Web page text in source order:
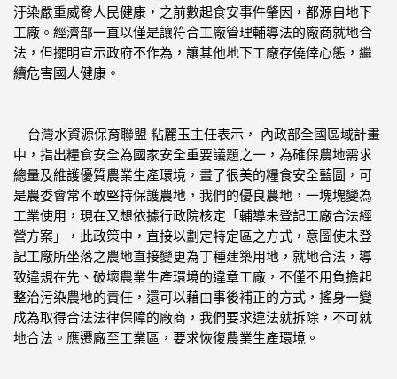
汙染嚴重威脅人民健康，之前數起食安事件肇因， 都源自地下
工廠。 經濟部一直以僅是讓符合工廠管理輔導法的廠商就地合
法， 但擺明宣示政府不作為，讓其他地下工廠存僥倖心態， 繼
續危害國人健康。
台灣水資源保育聯盟 粘麗玉主任表示，
內政部全國區域計畫
中， 指出糧食安全為國家安全重要議題之一， 為確保農地需求
總量及維護優質農業生產環境， 畫了很美的糧食安全藍圖，可
是農委會常不敢堅持保護農地， 我們的優良農地，一塊塊變為
工業使用，現在又想依據行政院核定「 輔導未登記工廠合法經
營方案」，此政策中， 直接以劃定特定區之方式， 意圖使未登
記工廠所坐落之農地直接變更為丁種建築用地， 就地合法，導
致違規在先、破壞農業生產環境的違章工廠， 不僅不用負擔起
整治污染農地的責任，還可以藉由事後補正的方式， 搖身一變
成為取得合法法律保障的廠商，我們要求違法就拆除， 不可就
地合法。應遷廠至工業區，要求恢復農業生產環境。